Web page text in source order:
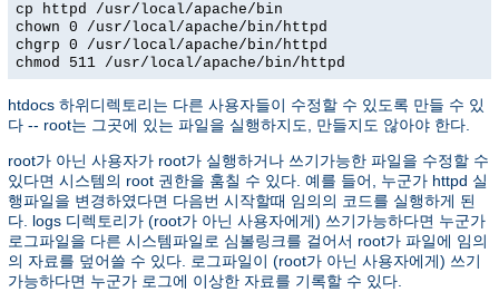
cp httpd /usr/local/apache/bin
chown 0 /usr/local/apache/bin/httpd
chgrp 0 /usr/local/apache/bin/httpd
chmod 511 /usr/local/apache/bin/httpd
htdocs 하위디렉토리는 다른 사용자들이 수정할 수 있도록 만들 수 있
다 -- root는 그곳에 있는 파일을 실행하지도, 만들지도 않아야 한다.
root가 아닌 사용자가 root가 실행하거나 쓰기가능한 파일을 수정할 수
있다면 시스템의 root 권한을 훔칠 수 있다. 예를 들어, 누군가 httpd 실
행파일을 변경하였다면 다음번 시작할때 임의의 코드를 실행하게 된
다. logs 디렉토리가 (root가 아닌 사용자에게) 쓰기가능하다면 누군가
로그파일을 다른 시스템파일로 심볼링크를 걸어서 root가 파일에 임의
의 자료를 덮어쓸 수 있다. 로그파일이 (root가 아닌 사용자에게) 쓰기
가능하다면 누군가 로그에 이상한 자료를 기록할 수 있다.